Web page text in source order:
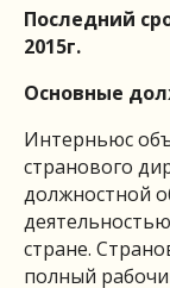
Последний
2015г.
Основные
Интерньюс
странового
должностной
стране.
полный